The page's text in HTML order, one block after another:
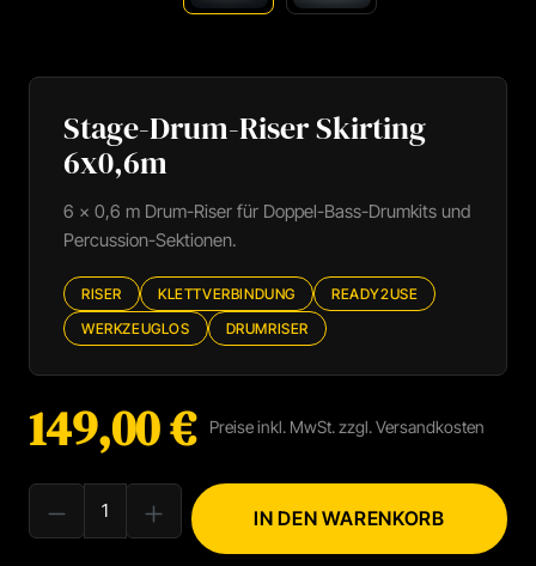
Stage-Drum-Riser Skirting
6x0,6m
6 × 0,6 m Drum-Riser für Doppel-Bass-Drumkits und
Percussion-Sektionen.
RISER KLETTVERBINDUNG
READY2USE
WERKZEUGLOS
DRUMRISER
Regulärer Preis:
149,00 € Preise inkl. MwSt. zzgl. Versandkosten
PRODUKT ANZAHL: GIB DEN GEWÜNSCHTEN WERT EIN ODER
IN DEN WARENKORB